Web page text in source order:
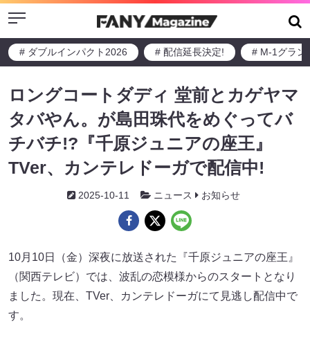
Menu
# ダブルインパクト2026 # 配信延長決定! # M-1グラン
ロングコートダディ 堂前とカゲヤマ
タバやん。が島田珠代をめぐってバ
チバチ!?『千原ジュニアの座王』
TVer、カンテレドーガで配信中!
2025-10-11 ニュース お知らせ
10月10日（金）深夜に放送された『千原ジュニアの座王』
（関西テレビ）では、波乱の恋模様からのスタートとなり
ました。現在、TVer、カンテレドーガにて見逃し配信中で
す。